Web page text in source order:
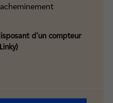
d’un compteur